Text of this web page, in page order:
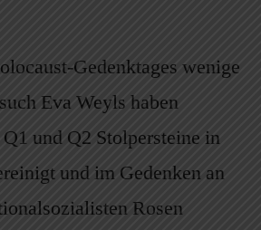
Gedenktages wenige
Eva Weyls haben
und Q2 Stolpersteine in
und im Gedenken an
Rosen